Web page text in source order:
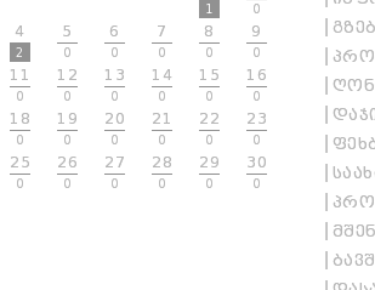
1 0
4
2
5
0
6
0
7
0
8
0
9
0
11
0
12
0
13
0
14
0
15
0
16
0
18
0
19
0
20
0
21
0
22
0
23
0
25
0
26
0
27
0
28
0
29
0
30
0